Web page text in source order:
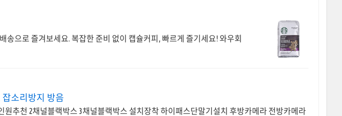
송으로 즐겨보세요. 복잡한 준비 없이 캡슐커피, 빠르게 즐기세요! 와우회
잡소리방지 방음
추천 2채널블랙박스 3채널블랙박스 설치장착 하이패스단말기설치 후방카메라 전방카메라